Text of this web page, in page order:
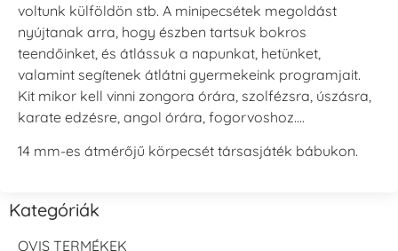
voltunk külföldön stb. A minipecsétek megoldást
nyújtanak arra, hogy észben tartsuk bokros
teendőinket, és átlássuk a napunkat, hetünket,
valamint segítenek átlátni gyermekeink programjait.
Kit mikor kell vinni zongora órára, szolfézsra, úszásra,
karate edzésre, angol órára, fogorvoshoz….
14 mm-es átmérőjű körpecsét társasjáték bábukon.
Kategóriák
OVIS TERMÉKEK